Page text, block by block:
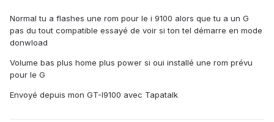
Normal tu a flashes une rom pour le i 9100 alors que tu a un G
pas du tout compatible essayé de voir si ton tel démarre en mode
donwload
Volume bas plus home plus power si oui installé une rom prévu
pour le G
Envoyé depuis mon GT-I9100 avec Tapatalk